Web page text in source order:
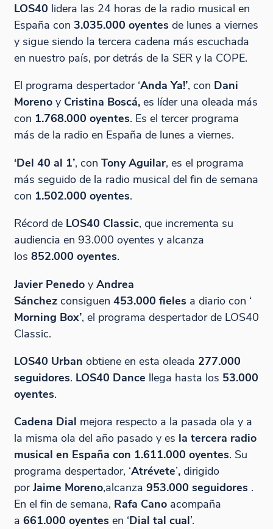
LOS40 lidera las 24 horas de la radio musical en
España con 3.035.000 oyentes de lunes a viernes
y sigue siendo la tercera cadena más escuchada
en nuestro país, por detrás de la SER y la COPE.
El programa despertador ‘Anda Ya!’, con Dani
Moreno yCristina Boscá, es líder una oleada más
con 1.768.000 oyentes. Es el tercer programa
más de la radio en España de lunes a viernes.
‘Del 40 al 1’, con Tony Aguilar, es el programa
más seguido de la radio musical del fin de semana
con 1.502.000 oyentes.
Récord de LOS40 Classic, que incrementa su
audiencia en 93.000 oyentes y alcanza
los 852.000 oyentes.
Javier Penedoy Andrea
Sánchez consiguen 453.000 fieles a diario con ‘
Morning Box’, el programa despertador de LOS40
Classic.
LOS40 Urban obtiene en esta oleada 277.000
seguidores. LOS40 Dance llega hasta los 53.000
oyentes.
Cadena Dial mejora respecto a la pasada ola y a
la misma ola del año pasado y es la tercera radio
musical en España con 1.611.000 oyentes. Su
programa despertador, ‘Atrévete’,dirigido
porJaime Moreno,alcanza 953.000 seguidores .
En el fin de semana, Rafa Cano acompaña
a 661.000 oyentes en ‘Dial tal cual’.